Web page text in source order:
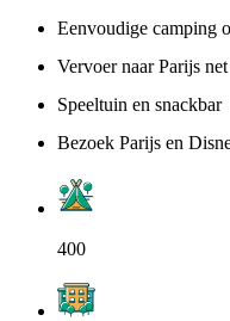
Eenvoudige camping
Vervoer naar Parijs
Speeltuin en snackbar
Bezoek Parijs en
400